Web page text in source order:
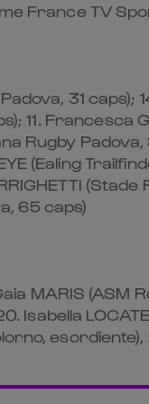
France TV
31
11.⁠ ⁠Francesca
Rugby
(Ealing
65 caps)
MARIS
⁠Isabella